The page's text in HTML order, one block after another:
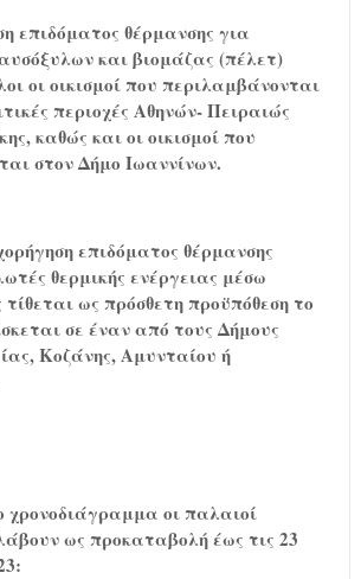
επιδόματος θέρμανσης για
και βιομάζας (πέλετ)
οι οικισμοί που περιλαμβάνονται
περιοχές Αθηνών- Πειραιώς
καθώς και οι οικισμοί που
στον Δήμο Ιωαννίνων.
επιδόματος θέρμανσης
θερμικής ενέργειας μέσω
ως πρόσθετη προϋπόθεση το
σε έναν από τους Δήμους
Κοζάνης, Αμυνταίου ή
οι παλαιοί
ως προκαταβολή έως τις 23